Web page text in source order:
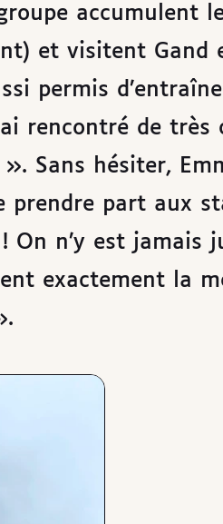
accumulent
et visitent Gand
permis
rencontré de très
Sans hésiter,
prendre part aux
n’y est jamais
exactement la